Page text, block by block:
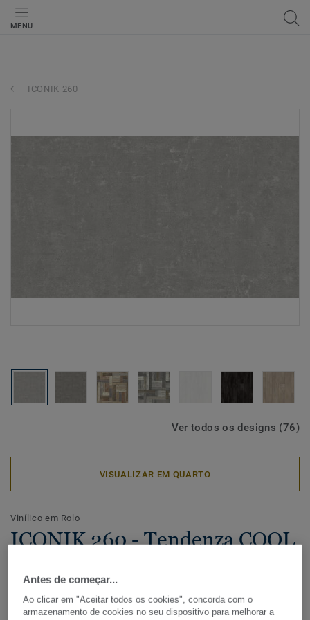
MENU
ICONIK 260
Ver todos os designs (76)
VISUALIZAR EM QUARTO
Vinílico em Rolo
ICONIK 260 - Tendenza COOL
Com uma vasta seleção de madeiras, cerâmico e designs
gráficos, a coleção de pavimento vinílico residencial
Antes de começar...
Ao clicar em "Aceitar todos os cookies", concorda com o
armazenamento de cookies no seu dispositivo para melhorar a